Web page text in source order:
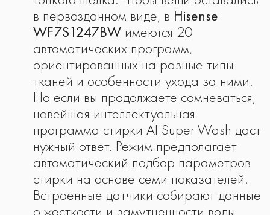
в первозданном виде, в Hisense
WF7S1247BW имеются 20
автоматических программ,
ориентированных на разные типы
тканей и особенности ухода за ними.
Но если вы продолжаете сомневаться,
новейшая интеллектуальная
программа стирки AI Super Wash даст
нужный ответ. Режим предполагает
автоматический подбор параметров
стирки на основе семи показателей.
Встроенные датчики собирают данные
о жесткости и замутненности воды,